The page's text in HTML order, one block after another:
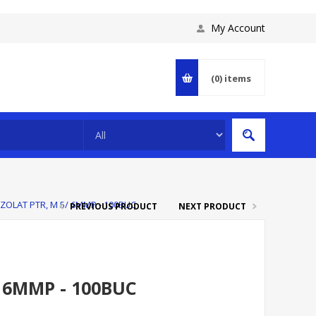
My Account
(0) items
PTR, M 5/ 6MMP - 100BUC
PREVIOUS PRODUCT NEXT PRODUCT
- 100BUC